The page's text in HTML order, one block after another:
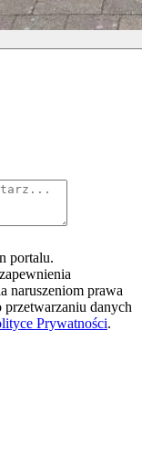
portalu.
naruszeniom prawa
danych
Prywatności.